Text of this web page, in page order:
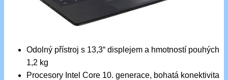
Odolný přístroj s 13,3“ displejem a hmotností pouhých
1,2 kg
Procesory Intel Core 10. generace, bohatá konektivita